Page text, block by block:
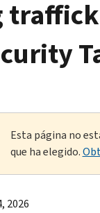
Esta página no
que ha elegido.
2026